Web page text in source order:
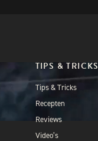
TIPS & TRICKS
Tips & Tricks
Recepten
Reviews
Video’s